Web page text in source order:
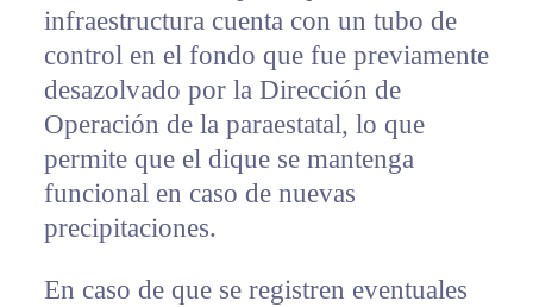
infraestructura cuenta con un tubo de
control en el fondo que fue previamente
desazolvado por la Dirección de
Operación de la paraestatal, lo que
permite que el dique se mantenga
funcional en caso de nuevas
precipitaciones.
En caso de que se registren eventuales